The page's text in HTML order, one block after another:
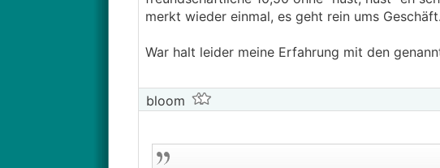
merkt wieder einmal, es geht rein ums Geschäft.
War halt leider meine Erfahrung mit den
bloom